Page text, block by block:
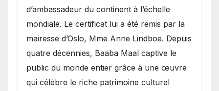
d’ambassadeur du continent à l’échelle
mondiale. Le certificat lui a été remis par la
mairesse d’Oslo, Mme Anne Lindboe. Depuis
quatre décennies, Baaba Maal captive le
public du monde entier grâce à une œuvre
qui célèbre le riche patrimoine culturel